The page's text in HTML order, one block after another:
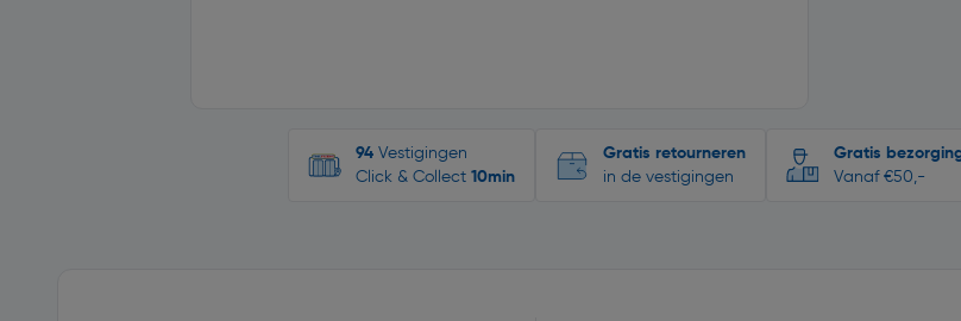
94 Vestigingen
Click & Collect 10min
Gratis retourneren
in de vestigingen
Gratis
Vanaf €50,-